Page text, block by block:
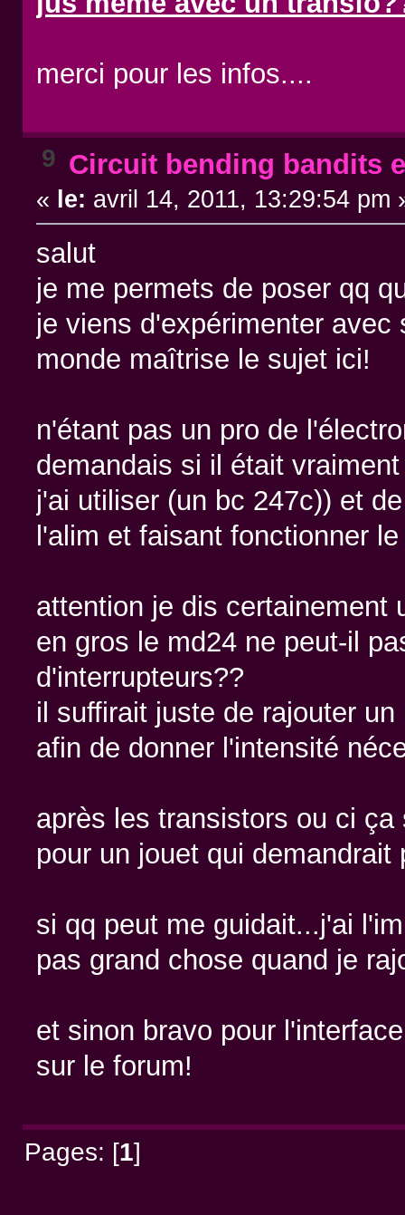
merci pour les infos....
9 Circuit bending bandits
« le: avril 14, 2011, 13:29:54 pm
salut
je me permets de poser qq
je viens d'expérimenter
monde maîtrise le sujet ici!
n'étant pas un pro de
demandais si il était
j'ai utiliser (un bc 247c)) et
l'alim et faisant fonctionner
attention je dis certainement
en gros le md24 ne peut-il
d'interrupteurs??
il suffirait juste de rajouter
afin de donner l'intensité
après les transistors ou ci
pour un jouet qui demandrait
si qq peut me guidait...j'ai
pas grand chose quand je
et sinon bravo pour
sur le forum!
Pages: [1]